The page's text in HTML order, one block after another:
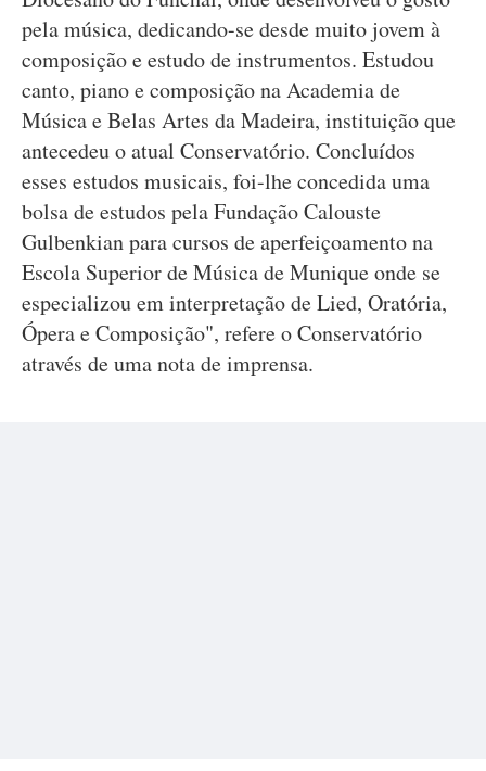
pela música, dedicando-se desde muito jovem à
composição e estudo de instrumentos. Estudou
canto, piano e composição na Academia de
Música e Belas Artes da Madeira, instituição que
antecedeu o atual Conservatório. Concluídos
esses estudos musicais, foi-lhe concedida uma
bolsa de estudos pela Fundação Calouste
Gulbenkian para cursos de aperfeiçoamento na
Escola Superior de Música de Munique onde se
especializou em interpretação de Lied, Oratória,
Ópera e Composição", refere o Conservatório
através de uma nota de imprensa.